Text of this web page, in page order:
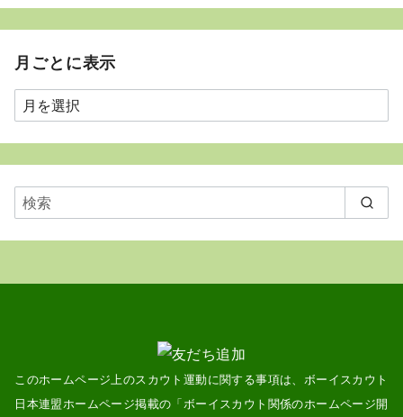
月ごとに表示
月
ご
と
表
示
このホームページ上のスカウト運動に関する事項は、ボーイスカウト
日本連盟ホームページ掲載の「ボーイスカウト関係のホームページ開